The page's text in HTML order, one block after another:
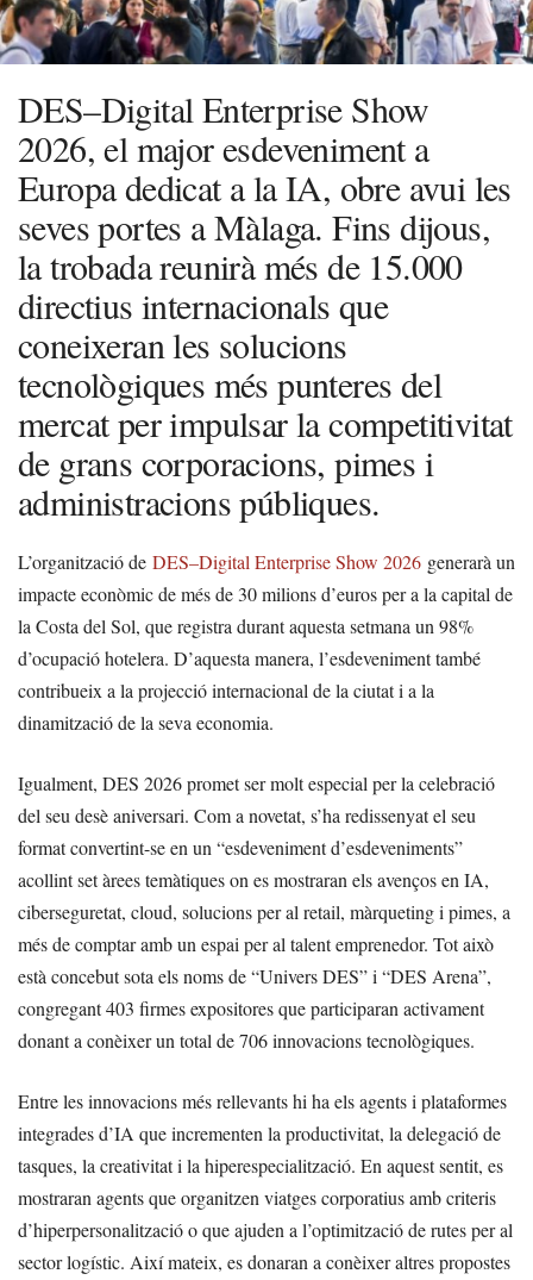
DES–Digital Enterprise Show
2026, el major esdeveniment a
Europa dedicat a la IA, obre avui les
seves portes a Màlaga. Fins dijous,
la trobada reunirà més de 15.000
directius internacionals que
coneixeran les solucions
tecnològiques més punteres del
mercat per impulsar la competitivitat
de grans corporacions, pimes i
administracions públiques.
L’organització de DES–Digital Enterprise Show 2026 generarà un
impacte econòmic de més de 30 milions d’euros per a la capital de
la Costa del Sol, que registra durant aquesta setmana un 98%
d’ocupació hotelera. D’aquesta manera, l’esdeveniment també
contribueix a la projecció internacional de la ciutat i a la
dinamització de la seva economia.
Igualment, DES 2026 promet ser molt especial per la celebració
del seu desè aniversari. Com a novetat, s’ha redissenyat el seu
format convertint-se en un “esdeveniment d’esdeveniments”
acollint set àrees temàtiques on es mostraran els avenços en IA,
ciberseguretat, cloud, solucions per al retail, màrqueting i pimes, a
més de comptar amb un espai per al talent emprenedor. Tot això
està concebut sota els noms de “Univers DES” i “DES Arena”,
congregant 403 firmes expositores que participaran activament
donant a conèixer un total de 706 innovacions tecnològiques.
Entre les innovacions més rellevants hi ha els agents i plataformes
integrades d’IA que incrementen la productivitat, la delegació de
tasques, la creativitat i la hiperespecialització. En aquest sentit, es
mostraran agents que organitzen viatges corporatius amb criteris
d’hiperpersonalització o que ajuden a l’optimització de rutes per al
sector logístic. Així mateix, es donaran a conèixer altres propostes